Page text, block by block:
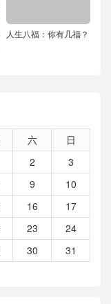
人生八福：你有几福？
六
日
2
3
9
10
16
17
23
24
30
31